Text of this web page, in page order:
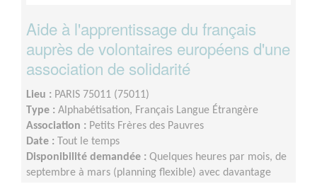
Aide à l'apprentissage du français
auprès de volontaires européens d'une
association de solidarité
Lieu : PARIS 75011 (75011)
Type : Alphabétisation, Français Langue Étrangère
Association : Petits Frères des Pauvres
Date : Tout le temps
Disponibilité demandée : Quelques heures par mois, de
septembre à mars (planning flexible) avec davantage